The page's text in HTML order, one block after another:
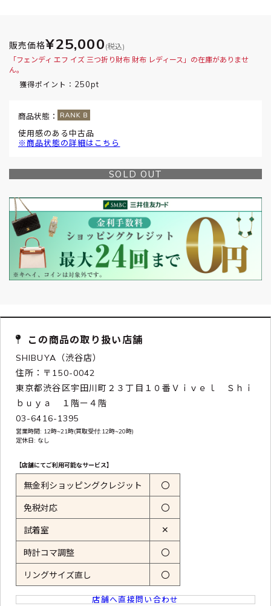
販売価格¥25,000 (税込)
「フェンディ エフ イズ 三つ折り財布 財布 レディース」の在庫がありませ
ん。
獲得ポイント： 250pt
商品状態：
使用感のある中古品
※商品状態の詳細はこちら
SOLD OUT
この商品の取り扱い店舗
SHIBUYA（渋谷店）
住所：〒150-0042
東京都渋谷区宇田川町２３丁目１０番Ｖｉｖｅｌ Ｓｈｉ
ｂｕｙａ １階ー４階
03-6416-1395
営業時間: 12時~21時(買取受付:12時~20時)
定休日: なし
【店舗にてご利用可能なサービス】
無金利ショッピングクレジット 〇
免税対応 〇
試着室 ✕
時計コマ調整 〇
リングサイズ直し 〇
店舗へ直接問い合わせ